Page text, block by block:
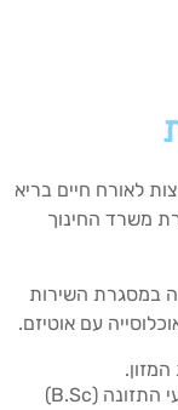
לאורח חיים בריא
משרד החינוך
במסגרת השירות
עם אוטיזם.
דיאטנית קלינית, בוגרת תואר ראשון במדעי התזונה (B.Sc)